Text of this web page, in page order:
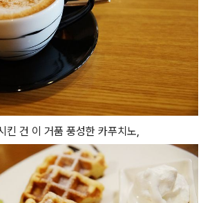
킨 건 이 거품 풍성한 카푸치노,